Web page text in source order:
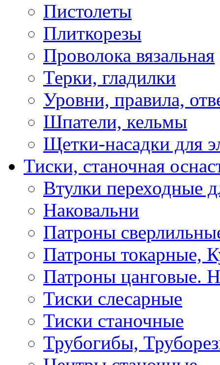
Пистолеты
Плиткорезы
Проволока вязальная
Терки, гладилки
Уровни, правила,
Шпатели, кельмы
Щетки-насадки для
Тиски, станочная
Втулки переходные
Наковальни
Патроны
Патроны токарные,
Патроны цанговые.
Тиски слесарные
Тиски станочные
Трубогибы,